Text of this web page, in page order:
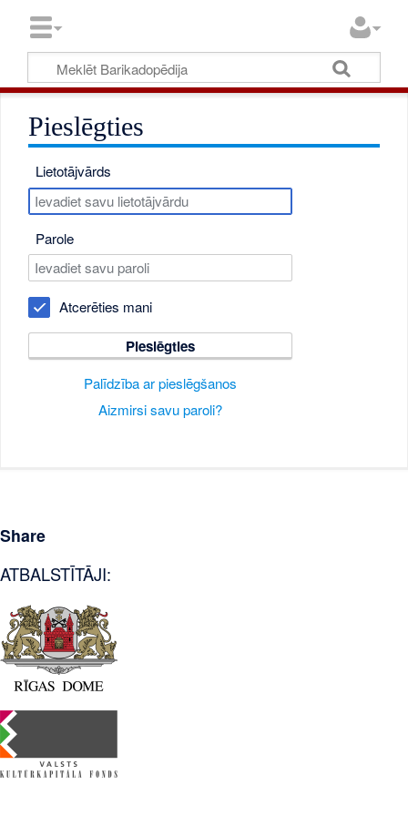
Pieslēgties
Lietotājvārds
Parole
Atcerēties mani
Pieslēgties
Palīdzība ar pieslēgšanos
Aizmirsi savu paroli?
Share
ATBALSTĪTĀJI: